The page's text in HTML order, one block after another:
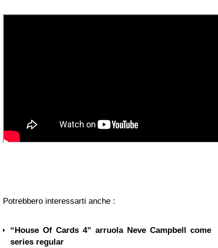
Potrebbero interessarti anche :
“House Of Cards 4” arruola Neve Campbell come
series regular